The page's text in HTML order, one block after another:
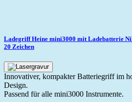
Ladegriff Heine mini3000 mit Ladebatterie
20 Zeichen
Innovativer, kompakter Batteriegriff im
Design.
Passend für alle mini3000 Instrumente.